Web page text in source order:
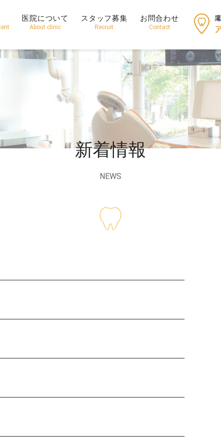
医院について
About clinic
スタッフ募集
Recruit
お問合わせ
Contact
新着情報
NEWS